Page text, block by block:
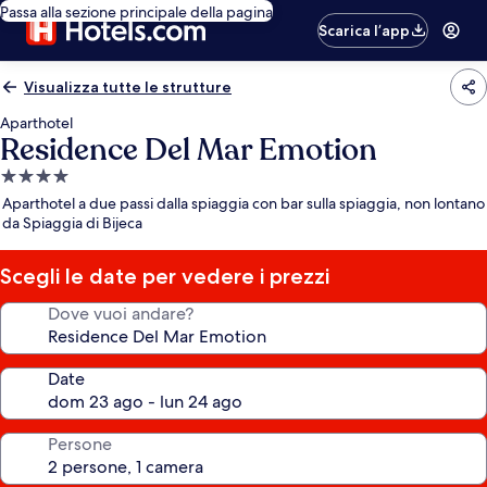
Passa alla sezione principale della pagina
Scarica l’app
Visualizza tutte le strutture
Aparthotel
Residence Del Mar Emotion
Struttura
a
4.0
stelle
Aparthotel a due passi dalla spiaggia con bar sulla spiaggia, non lontano
da Spiaggia di Bijeca
Scegli le date per vedere i prezzi
Dove vuoi andare?
Date
Persone